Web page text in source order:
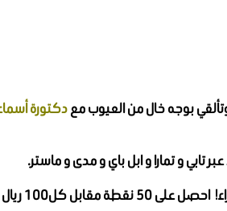
بوجه خال من العيوب معدكتورة
تابي و تمارا و ابل باي و مدى و ماستر.
نقدر